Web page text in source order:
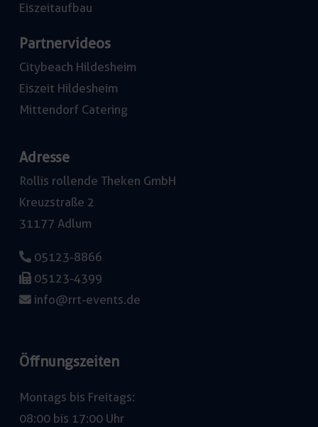
Eiszeitaufbau
Partnervideos
Citybeach Hildesheim
Eiszeit Hildesheim
Mittendorf Catering
Adresse
Rollis rollende Theken GmbH
Kreuzstraße 2
31177 Adlum
05123-8866
05123-4399
info@rrt-events.de
Öffnungszeiten
Montags bis Freitags:
08:00 bis 17:00 Uhr